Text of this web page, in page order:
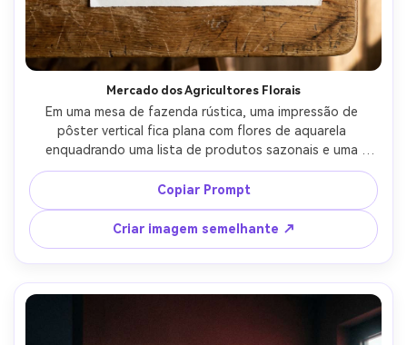
Mercado dos Agricultores Florais
Em uma mesa de fazenda rústica, uma impressão de
pôster vertical fica plana com flores de aquarela
enquadrando uma lista de produtos sazonais e uma
ilustração central de tomates de herança, cabeçalhos de
estilo manuscrito, bordas sutis decoradas, luz natural
macia, Canon 5D Mark IV, 50mm, de cima para baixo, fibras
de papel realistas, texto nítido, classificação de cores
suaves-AR 4:5
Copiar Prompt
Criar imagem semelhante ↗